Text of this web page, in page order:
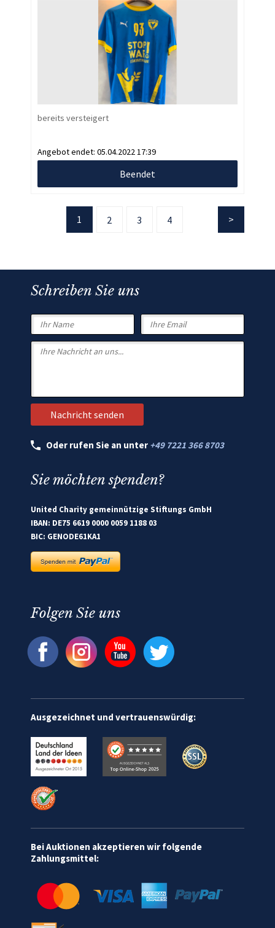
bereits versteigert
Angebot endet: 05.04.2022 17:39
Beendet
1 2 3 4
Schreiben Sie uns
Oder rufen Sie an unter +49 7221 366 8703
Sie möchten spenden?
United Charity gemeinnützige Stiftungs GmbH
IBAN: DE75 6619 0000 0059 1188 03
BIC: GENODE61KA1
Folgen Sie uns
Ausgezeichnet und vertrauenswürdig:
Bei Auktionen akzeptieren wir folgende
Zahlungsmittel: